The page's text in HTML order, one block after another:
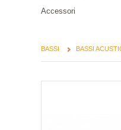
Accessori
BASSI BASSI